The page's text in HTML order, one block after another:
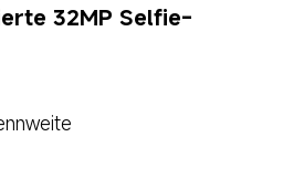
32MP Selfie-